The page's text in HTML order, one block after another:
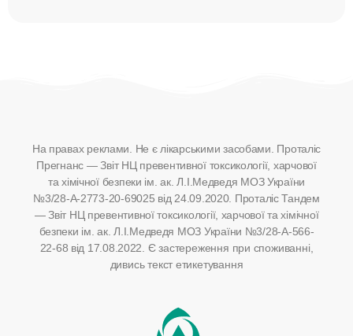
На правах реклами. Не є лікарськими засобами. Проталіс
Прегнанс — Звіт НЦ превентивної токсикології, харчової
та хімічної безпеки ім. ак. Л.І.Медведя МОЗ України
№3/28-А-2773-20-69025 від 24.09.2020. Проталіс Тандем
— Звіт НЦ превентивної токсикології, харчової та хімічної
безпеки ім. ак. Л.І.Медведя МОЗ України №3/28-А-566-
22-68 від 17.08.2022. Є застереження при споживанні,
дивись текст етикетування